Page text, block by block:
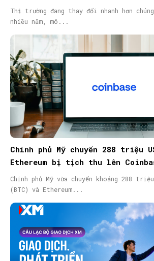
Thị trường đang thay đổi nhanh hơn chúng ta
nhiều năm, mô...
Chính phủ Mỹ chuyển 288 triệu
Ethereum bị tịch thu lên
Chính phủ Mỹ vừa chuyển khoảng 288
(BTC) và Ethereum...